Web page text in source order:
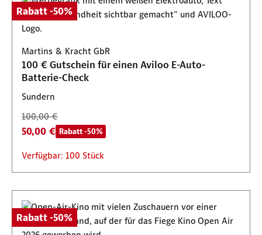
Rabatt -50%
Martins & Kracht GbR
100 € Gutschein für einen Aviloo E-Auto-
Batterie-Check
Sundern
100,00 €
50,00 € Rabatt -50%
Verfügbar: 100 Stück
Rabatt -50%